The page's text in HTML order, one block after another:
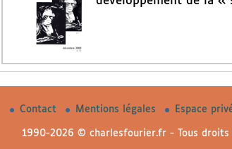
Contact Mentions légales Espace
1990-2026 © charlesfourier.fr - Tous droits